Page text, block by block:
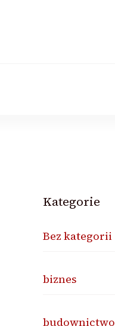
Kategorie
Bez kategorii
biznes
budownictwo